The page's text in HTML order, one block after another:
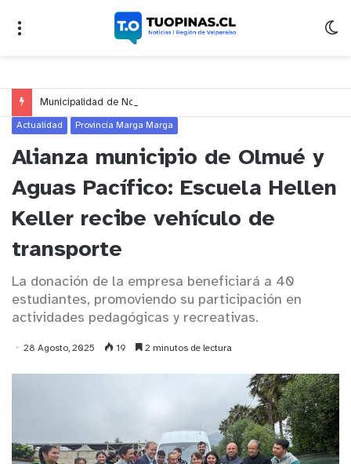
Actualidad Provincia Marga Marga
Alianza municipio de Olmué y
Aguas Pacífico: Escuela Hellen
Keller recibe vehículo de
transporte
La donación de la empresa beneficiará a 40
estudiantes, promoviendo su participación en
actividades pedagógicas y recreativas.
28 Agosto, 2025 19 2 minutos de lectura